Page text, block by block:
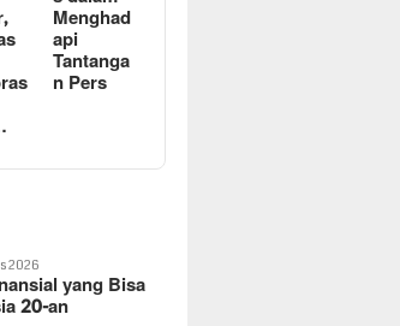
Menghad
api
Tantanga
n Pers
2026
yang Bisa
20-an